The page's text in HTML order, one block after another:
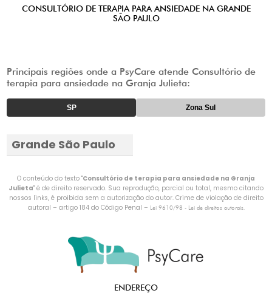
CONSULTÓRIO DE TERAPIA PARA ANSIEDADE NA GRANDE
SÃO PAULO
Principais regiões onde a PsyCare atende Consultório de
terapia para ansiedade na Granja Julieta:
SP Zona Sul
Grande São Paulo
O conteúdo do texto "Consultório de terapia para ansiedade na Granja
Julieta" é de direito reservado. Sua reprodução, parcial ou total, mesmo citando
nossos links, é proibida sem a autorização do autor. Crime de violação de direito
autoral – artigo 184 do Código Penal – Lei 9610/98 - Lei de direitos autorais.
ENDEREÇO